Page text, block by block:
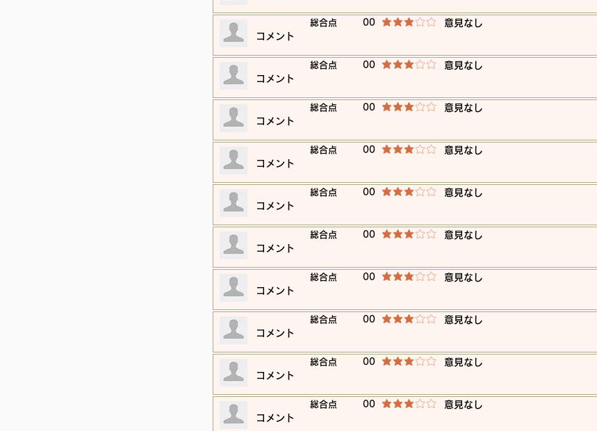
​総合点 00 平均評価 3 /5 ​意見なし
​コメント
​総合点 00 平均評価 3 /5 ​意見なし
​コメント
​総合点 00 平均評価 3 /5 ​意見なし
​コメント
​総合点 00 平均評価 3 /5 ​意見なし
​コメント
​総合点 00 平均評価 3 /5 ​意見なし
​コメント
​総合点 00 平均評価 3 /5 ​意見なし
​コメント
​総合点 00 平均評価 3 /5 ​意見なし
​コメント
​総合点 00 平均評価 3 /5 ​意見なし
​コメント
​総合点 00 平均評価 3 /5 ​意見なし
​コメント
​総合点 00 平均評価 3 /5 ​意見なし
​コメント